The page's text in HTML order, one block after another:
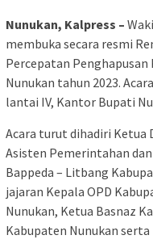
Nunukan, Kalpress –
membuka secara resmi
Percepatan
Nunukan tahun 2023.
lantai IV, Kantor Bupati
Acara turut dihadiri Ketua
Asisten Pemerintahan
Bappeda – Litbang
jajaran Kepala OPD
Nunukan, Ketua Basnaz
Kabupaten Nunukan